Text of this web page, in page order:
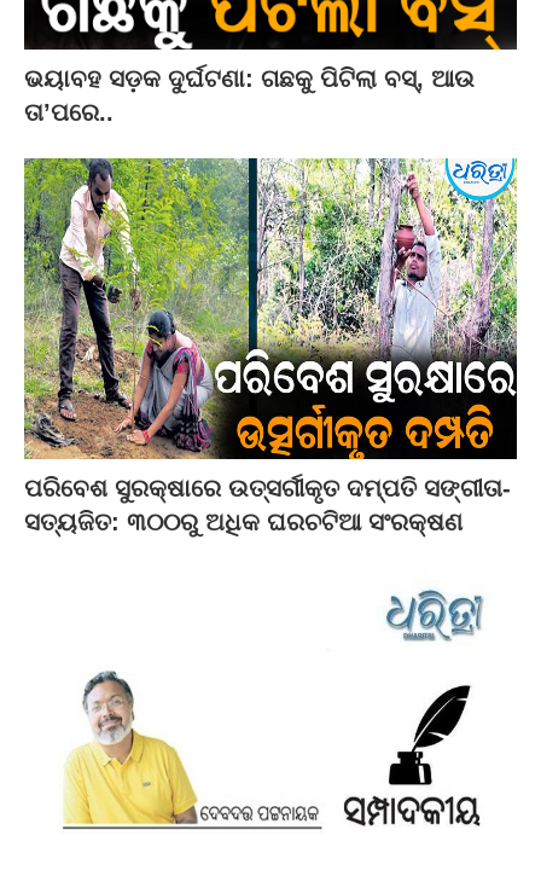
ଭୟାବହ ସଡ଼କ ଦୁର୍ଘଟଣା: ଗଛକୁ ପିଟିଲା ବସ୍‌, ଆଉ
ତା’ପରେ..
ପରିବେଶ ସୁରକ୍ଷାରେ ଉତ୍ସର୍ଗୀକୃତ ଦମ୍ପତି ସଙ୍ଗୀତା-
ସତ୍ୟଜିତ: ୩୦୦ରୁ ଅଧିକ ଘରଚଟିଆ ସଂରକ୍ଷଣ